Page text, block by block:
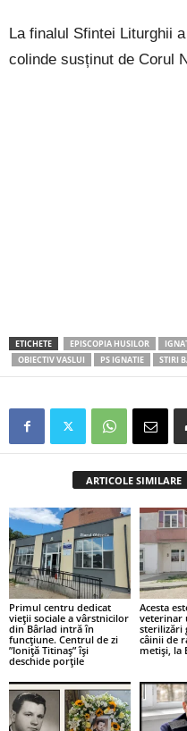
La finalul Sfintei Liturghii
colinde susținut de Corul
ETICHETE EPISCOPIA HUSILOR
OBIECTIV VASLUI
PS IGNATIE STIRI
ARTICOLE SIMILARE
Primul centru dedicat
vieții sociale a vârstnicilor
din Bârlad intră în
funcțiune. Centrul de zi
”Ioniță Titinaș” își
deschide porțile
Acesta
veterinar
sterilizări
câinii de
metiși, la